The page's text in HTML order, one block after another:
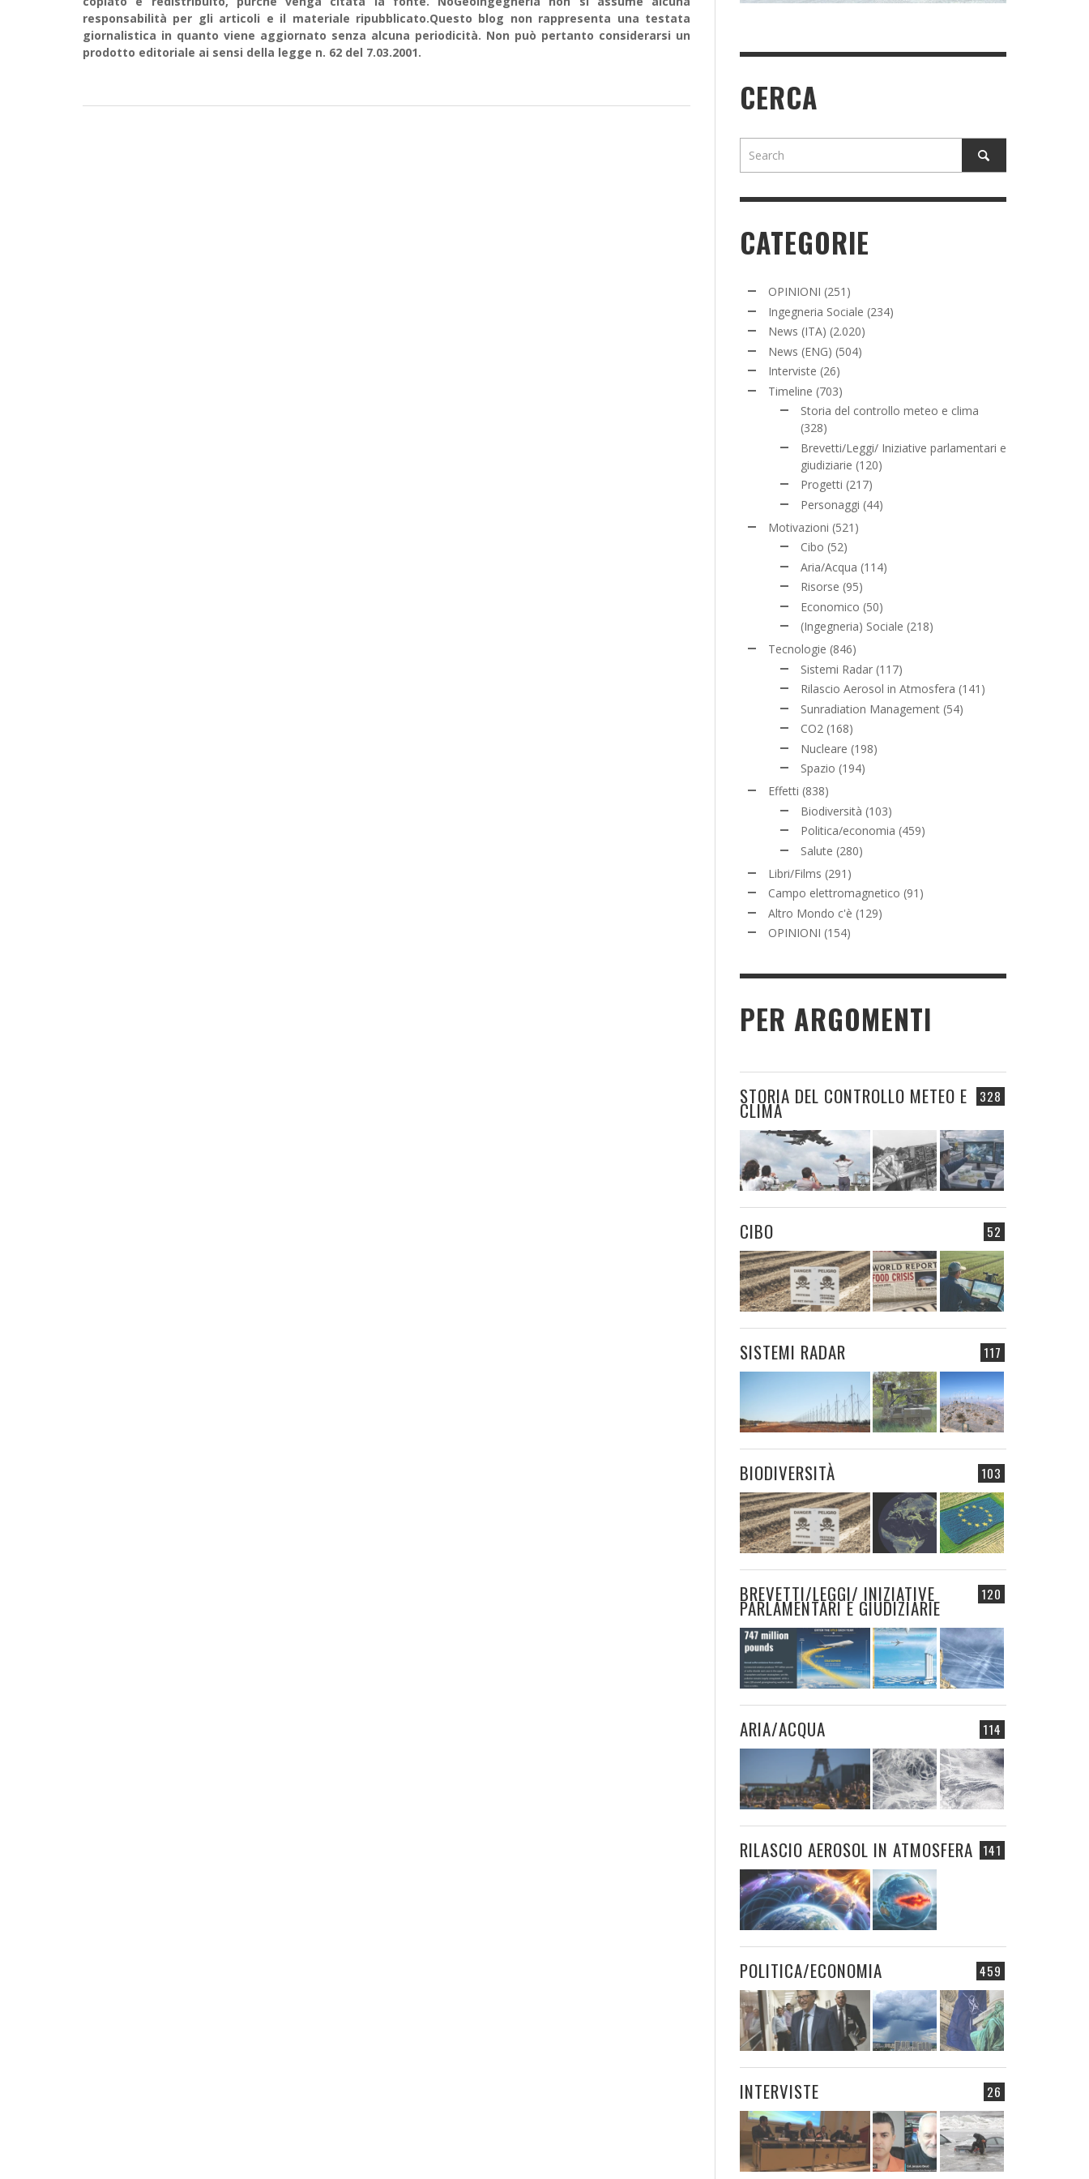
responsabilità per gli articoli e il materiale ripubblicato.Questo blog non rappresenta una testata
giornalistica in quanto viene aggiornato senza alcuna periodicità. Non può pertanto considerarsi un
prodotto editoriale ai sensi della legge n. 62 del 7.03.2001.
CERCA
CATEGORIE
OPINIONI (251)
Ingegneria Sociale (234)
News (ITA) (2.020)
News (ENG) (504)
Interviste (26)
Timeline (703)
Storia del controllo meteo e clima
(328)
Brevetti/Leggi/ Iniziative parlamentari e
giudiziarie (120)
Progetti (217)
Personaggi (44)
Motivazioni (521)
Cibo (52)
Aria/Acqua (114)
Risorse (95)
Economico (50)
(Ingegneria) Sociale (218)
Tecnologie (846)
Sistemi Radar (117)
Rilascio Aerosol in Atmosfera (141)
Sunradiation Management (54)
CO2 (168)
Nucleare (198)
Spazio (194)
Effetti (838)
Biodiversità (103)
Politica/economia (459)
Salute (280)
Libri/Films (291)
Campo elettromagnetico (91)
Altro Mondo c'è (129)
OPINIONI (154)
PER ARGOMENTI
328
STORIA DEL CONTROLLO METEO E
CLIMA
52
CIBO
117
SISTEMI RADAR
103
BIODIVERSITÀ
120
BREVETTI/LEGGI/ INIZIATIVE
PARLAMENTARI E GIUDIZIARIE
114
ARIA/ACQUA
141
RILASCIO AEROSOL IN ATMOSFERA
459
POLITICA/ECONOMIA
26
INTERVISTE